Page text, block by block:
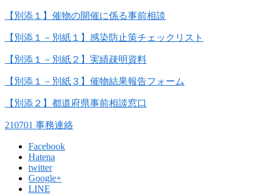
【別添１】催物の開催に係る事前相談
【別添１－別紙１】感染防止策チェックリスト
【別添１－別紙２】実績疎明資料
【別添１－別紙３】催物結果報告フォーム
【別添２】都道府県事前相談窓口
210701 事務連絡
Facebook
Hatena
twitter
Google+
LINE